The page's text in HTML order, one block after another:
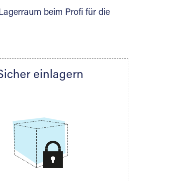
beim Profi für die
einlagern